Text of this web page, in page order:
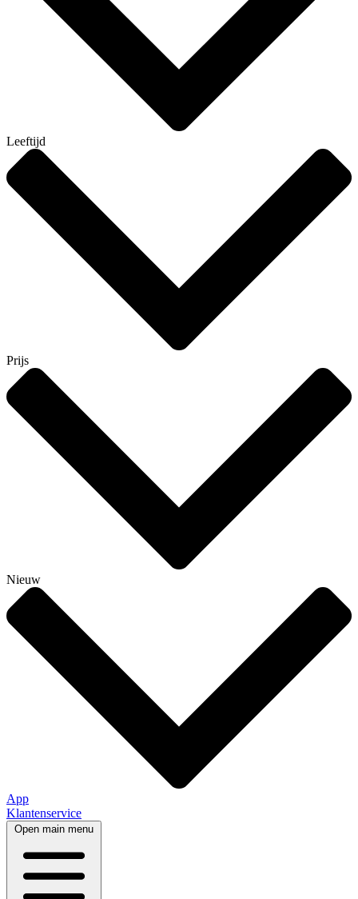
Leeftijd
Prijs
Nieuw
App
Klantenservice
Open main menu